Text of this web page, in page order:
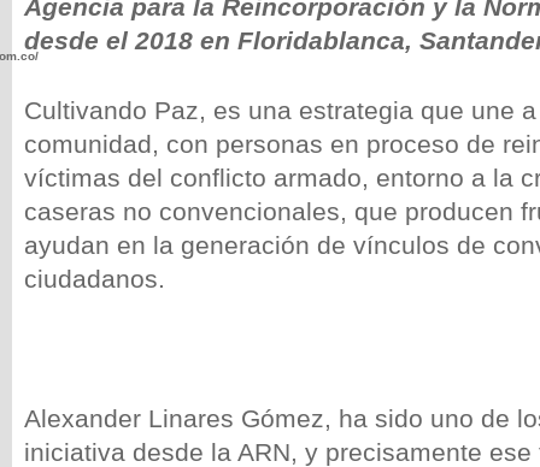
Agencia para la Reincorporación y la
desde el 2018 en Floridablanca,
Cultivando Paz, es una estrategia que une
comunidad, con personas en proceso de
víctimas del conflicto armado, entorno a la
caseras no convencionales, que producen
ayudan en la generación de vínculos de
ciudadanos.
Alexander Linares Gómez, ha sido uno de
iniciativa desde la ARN, y precisamente
wp-
wp-